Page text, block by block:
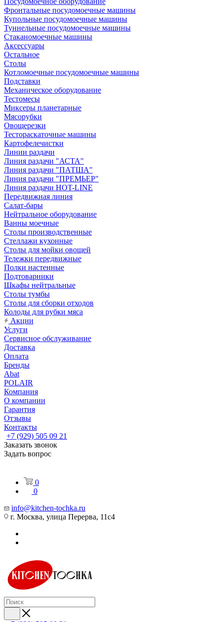
Фронтальные посудомоечные машины
Купольные посудомоечные машины
Туннельные посудомоечные машины
Стаканомоечные машины
Аксессуары
Остальное
Столы
Котломоечные посудомоечные машины
Подставки
Механическое оборудование
Тестомесы
Миксеры планетарные
Мясорубки
Овощерезки
Тестораскаточные машины
Картофелечистки
Линии раздачи
Линия раздачи "АСТА"
Линия раздачи "ПАТША"
Линия раздачи "ПРЕМЬЕР"
Линия раздачи HOT-LINE
Передвижная линия
Салат-бары
Нейтральное оборудование
Ванны моечные
Столы производственные
Стеллажи кухонные
Столы для мойки овощей
Тележки передвижные
Полки настенные
Подтоварники
Шкафы нейтральные
Столы тумбы
Столы для сборки отходов
Колоды для рубки мяса
Акции
Услуги
Сервисное обслуживание
Доставка
Оплата
Бренды
Abat
POLAIR
Компания
О компании
Гарантия
Отзывы
Контакты
+7 (929) 505 09 21
Заказать звонок
Задать вопрос
0
0
info@kitchen-tochka.ru
г. Москва, улица Перерва, 11с4